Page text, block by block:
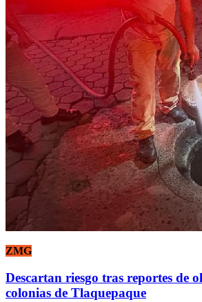
ZMG
Descartan riesgo tras reportes de
colonias de Tlaquepaque